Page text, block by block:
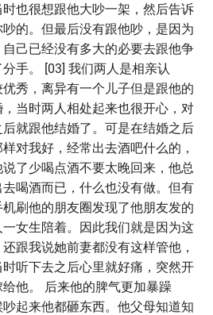
也很想跟他大吵一架，然后告诉
的。但最后没有跟他吵，是因为
己已经没有多大的必要去跟他争
手。 [03] 我们两人是相亲认
秀，离异有一个儿子但是跟他的
当时两人相处起来也很开心，对
就跟他结婚了。可是在结婚之后
对我好，经常出去酒吧什么的，
了少喝点酒不要太晚回来，他总
喝酒而已，什么也没有做。但有
刷他的朋友圈发现了他朋友发的
女生陪着。因此我们就是因为这
跟我说她前妻都没有这样管他，
听下去之后心里就好痛，突然开
他。 后来他的脾气更加暴躁
起来他都砸东西。他父母知道知